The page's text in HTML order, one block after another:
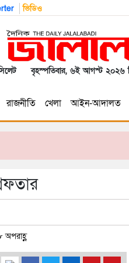
ভিডিও
বৃহস্পতিবার, ৬ই আগস্ট ২০২৬
রাজনীতি খেলা আইন-আদালত